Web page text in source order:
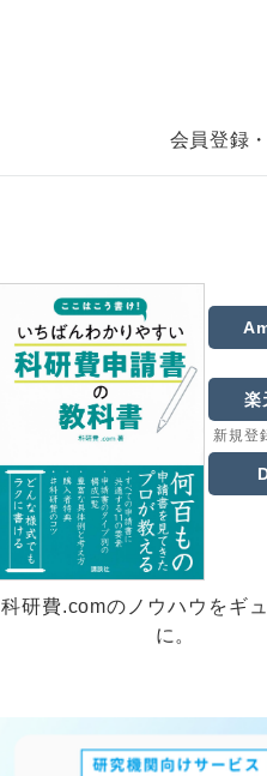
会員登録
楽
新規登
科研費.comのノウハウをギ
に。